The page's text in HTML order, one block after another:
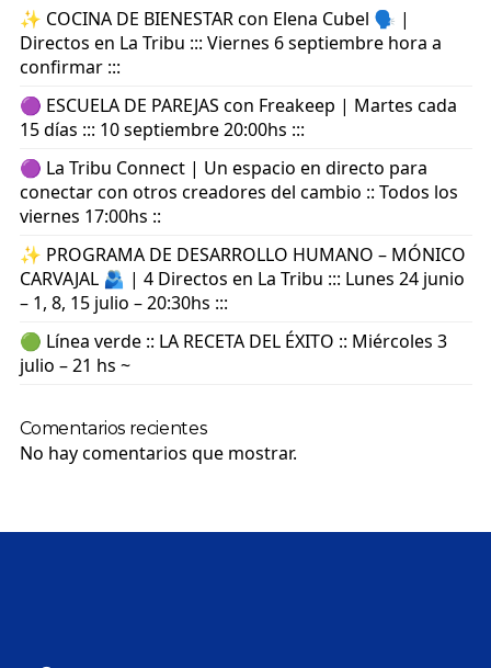
✨ COCINA DE BIENESTAR con Elena Cubel 🗣️ |
Directos en La Tribu ::: Viernes 6 septiembre hora a
confirmar :::
🟣 ESCUELA DE PAREJAS con Freakeep | Martes cada
15 días ::: 10 septiembre 20:00hs :::
🟣 La Tribu Connect | Un espacio en directo para
conectar con otros creadores del cambio :: Todos los
viernes 17:00hs ::
✨ PROGRAMA DE DESARROLLO HUMANO – MÓNICO
CARVAJAL 🫂 | 4 Directos en La Tribu ::: Lunes 24 junio
– 1, 8, 15 julio – 20:30hs :::
🟢 Línea verde :: LA RECETA DEL ÉXITO :: Miércoles 3
julio – 21 hs ~
Comentarios recientes
No hay comentarios que mostrar.